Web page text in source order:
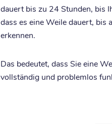
dauert bis zu 24 Stunden, bis
dass es eine Weile dauert, bis
erkennen.
Das bedeutet, dass Sie eine
vollständig und problemlos